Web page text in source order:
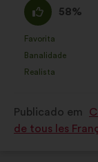
Concordo
:
58%
em:
Favorita
:vezes
Banalidade
:vezes
Realista
:vezes
Publicado em
de tous les